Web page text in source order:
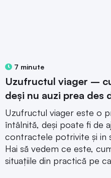
7 minute
Uzufructul viager –
deși nu auzi prea des
Uzufructul viager este o
întâlnită, deși poate fi de
contractele potrivite și in
Hai să vedem ce este,
situațiile din practică pe